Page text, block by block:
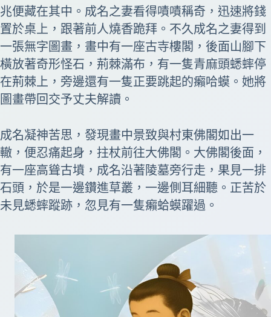
兆便藏在其中。成名之妻看得嘖嘖稱奇，迅速將錢
置於桌上，跟著前人燒香跪拜。不久成名之妻得到
一張無字圖畫，畫中有一座古寺樓閣，後面山腳下
橫放著奇形怪石，荊棘滿布，有一隻青麻頭蟋蟀停
在荊棘上，旁邊還有一隻正要跳起的癩哈蟆。她將
圖畫帶回交予丈夫解讀。
成名凝神苦思，發現畫中景致與村東佛閣如出一
轍，便忍痛起身，拄杖前往大佛閣。大佛閣後面，
有一座高聳古墳，成名沿著陵墓旁行走，果見一排
石頭，於是一邊鑽進草叢，一邊側耳細聽。正苦於
未見蟋蟀蹤跡，忽見有一隻癩蛤蟆躍過。